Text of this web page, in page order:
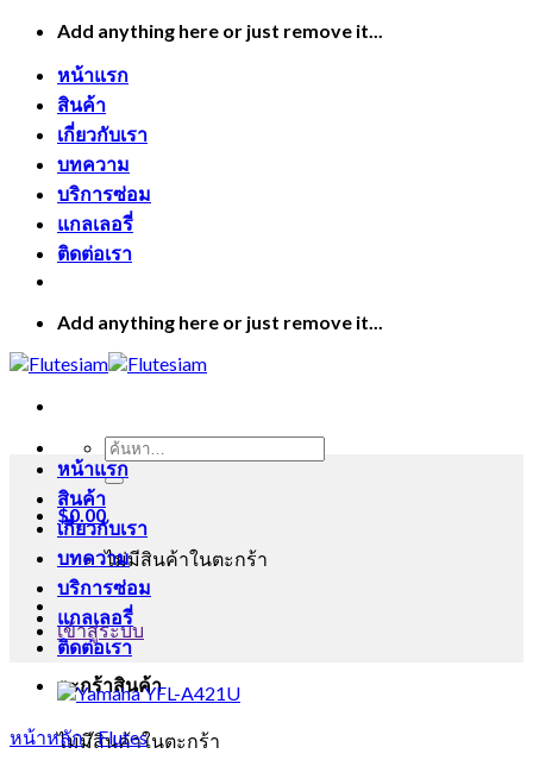
Skip
content
Add anything here or just remove it...
หน้าแรก
สินค้า
เกี่ยวกับเรา
บทความ
บริการซ่อม
แกลเลอรี่
ติดต่อเรา
Add anything here or just remove it...
ค้นหา:
$0.00
ไม่มีสินค้าในตะกร้า
เข้าสู่ระบบ
ตะกร้าสินค้า
ไม่มีสินค้าในตะกร้า
หน้าแรก
สินค้า
เกี่ยวกับเรา
บทความ
บริการซ่อม
แกลเลอรี่
ติดต่อเรา
หน้าหลัก/Flutes